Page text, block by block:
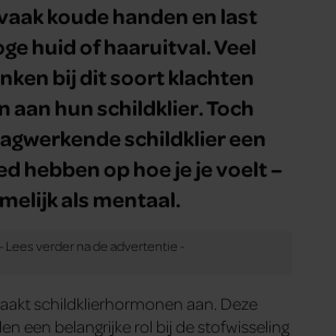
koude handen en last
huid of haaruitval. Veel
bij dit soort klachten
aan hun schildklier. Toch
schildklier een
hebben op hoe je je voelt –
als mentaal.
schildklierhormonen aan. Deze
een belangrijke rol bij de stofwisseling